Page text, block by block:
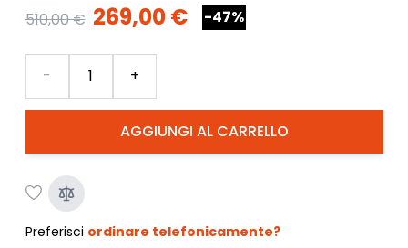
510,00 € 269,00 € -47%
AGGIUNGI AL CARRELLO
- +
Preferisci ordinare telefonicamente?